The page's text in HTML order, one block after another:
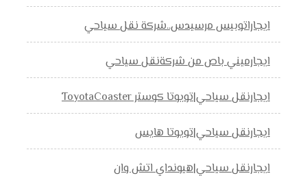
ايجاراتوبيس مرسيدس..شركة نقل سياحي
ايجارميني باص من شركةنقل سياحي
ايجارنقل سياحي|تويوتا كوستر ToyotaCoaster
ايجارنقل سياحي|تويوتا هايس
ايجارنقل سياحي|هيونداي اتش وان